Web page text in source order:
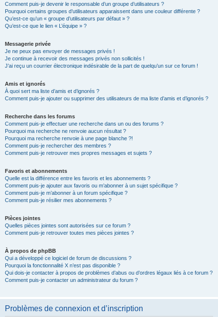
Comment puis-je devenir le responsable d’un groupe d’utilisateurs ?
Pourquoi certains groupes d’utilisateurs apparaissent dans une couleur différente ?
Qu’est-ce qu’un « groupe d’utilisateurs par défaut » ?
Qu’est-ce que le lien « L’équipe » ?
Messagerie privée
Je ne peux pas envoyer de messages privés !
Je continue à recevoir des messages privés non sollicités !
J’ai reçu un courrier électronique indésirable de la part de quelqu’un sur ce forum !
Amis et ignorés
À quoi sert ma liste d’amis et d’ignorés ?
Comment puis-je ajouter ou supprimer des utilisateurs de ma liste d’amis et d’ignorés ?
Recherche dans les forums
Comment puis-je effectuer une recherche dans un ou des forums ?
Pourquoi ma recherche ne renvoie aucun résultat ?
Pourquoi ma recherche renvoie à une page blanche ?!
Comment puis-je rechercher des membres ?
Comment puis-je retrouver mes propres messages et sujets ?
Favoris et abonnements
Quelle est la différence entre les favoris et les abonnements ?
Comment puis-je ajouter aux favoris ou m’abonner à un sujet spécifique ?
Comment puis-je m’abonner à un forum spécifique ?
Comment puis-je résilier mes abonnements ?
Pièces jointes
Quelles pièces jointes sont autorisées sur ce forum ?
Comment puis-je retrouver toutes mes pièces jointes ?
À propos de phpBB
Qui a développé ce logiciel de forum de discussions ?
Pourquoi la fonctionnalité X n’est pas disponible ?
Qui dois-je contacter à propos de problèmes d’abus ou d’ordres légaux liés à ce forum ?
Comment puis-je contacter un administrateur du forum ?
Problèmes de connexion et d’inscription